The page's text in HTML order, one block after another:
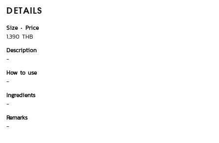
DETAILS
Size
Price
1,390 THB
Description
-
How to use
-
Ingredients
-
Remarks
-